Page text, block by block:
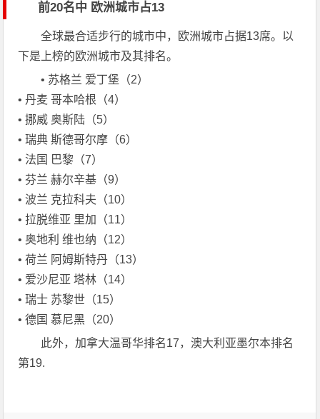
前20名中 欧洲城市占13
全球最合适步行的城市中，欧洲城市占据13席。以
下是上榜的欧洲城市及其排名。
• 苏格兰 爱丁堡（2）
• 丹麦 哥本哈根（4）
• 挪威 奥斯陆（5）
• 瑞典 斯德哥尔摩（6）
• 法国 巴黎（7）
• 芬兰 赫尔辛基（9）
• 波兰 克拉科夫（10）
• 拉脱维亚 里加（11）
• 奥地利 维也纳（12）
• 荷兰 阿姆斯特丹（13）
• 爱沙尼亚 塔林（14）
• 瑞士 苏黎世（15）
• 德国 慕尼黑（20）
此外，加拿大温哥华排名17，澳大利亚墨尔本排名
第19.